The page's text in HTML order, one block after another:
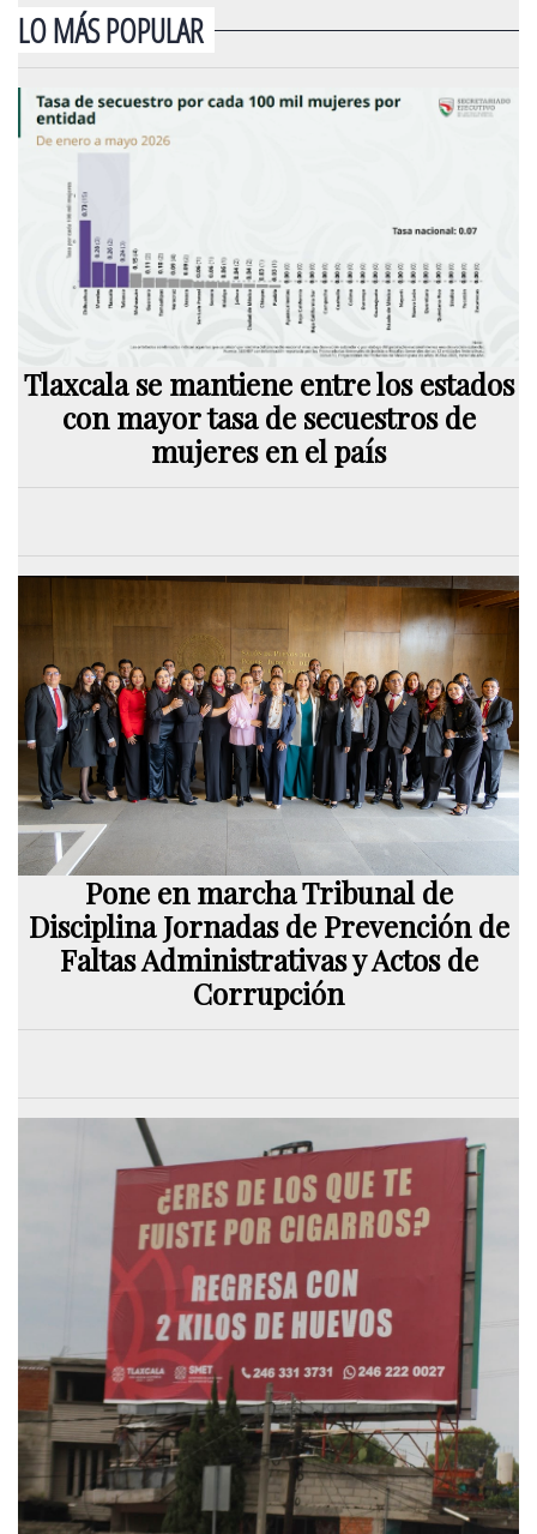
LO MÁS POPULAR
Tlaxcala se mantiene entre los estados
con mayor tasa de secuestros de
mujeres en el país
Pone en marcha Tribunal de
Disciplina Jornadas de Prevención de
Faltas Administrativas y Actos de
Corrupción